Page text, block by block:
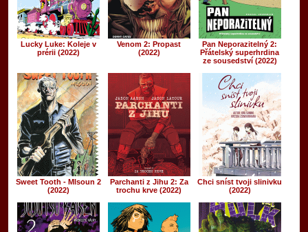
Lucky Luke: Koleje v
prérii (2022)
Venom 2: Propast
(2022)
Pan Neporazitelný 2:
Přátelský superhrdina
ze sousedství (2022)
Sweet Tooth - Mlsoun 2
(2022)
Parchanti z Jihu 2: Za
trochu krve (2022)
Chci sníst tvoji slinivku
(2022)